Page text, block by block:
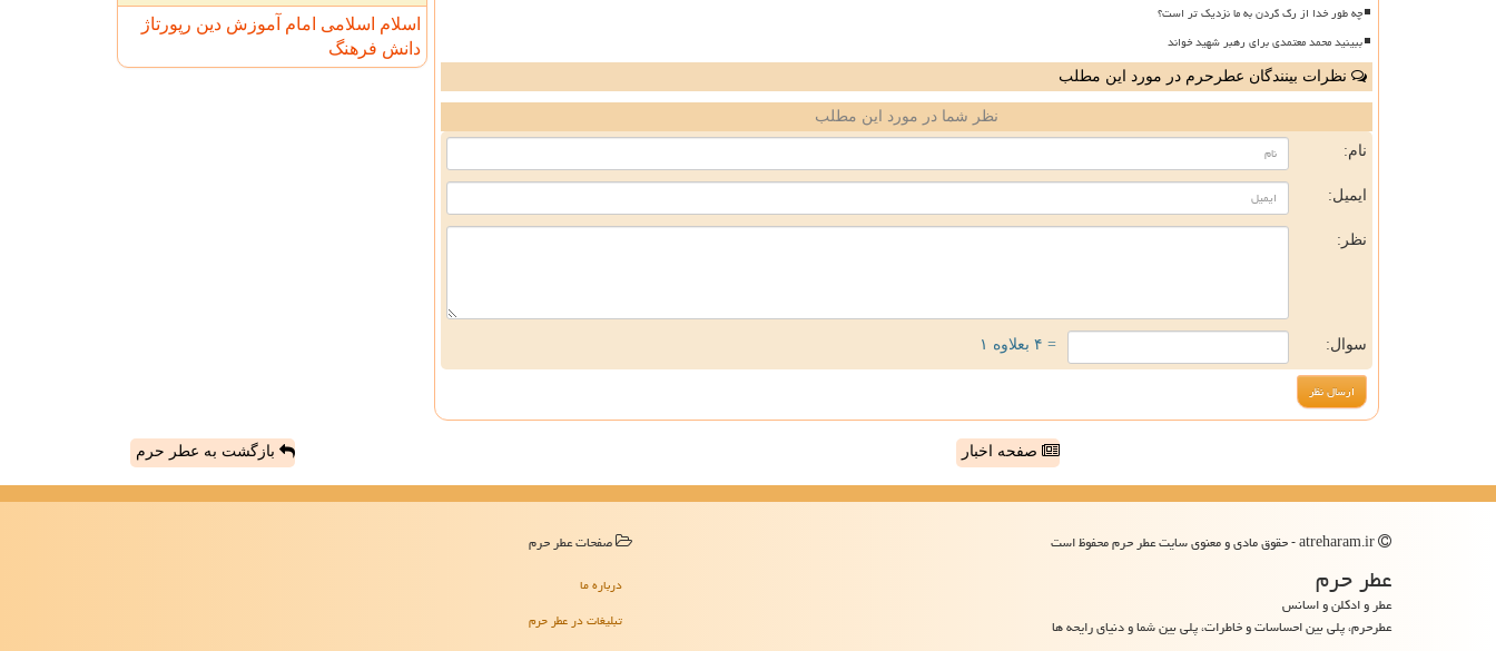
چه طور خدا از رگ گردن به ما نزدیک تر است؟
ببینید محمد معتمدی برای رهبر شهید خواند
نظرات بینندگان عطرحرم در مورد این مطلب
نظر شما در مورد این مطلب
نام:
ایمیل:
نظر:
سوال: = ۴ بعلاوه ۱
اسلام اسلامی امام آموزش دین رپورتاژ
دانش فرهنگ
صفحه اخبار بازگشت به عطر حرم
عطر حرم
عطر و ادکلن و اسانس
عطرحرم، پلی بین احساسات و خاطرات، پلی بین شما و دنیای رایحه ها
صفحات عطر حرم
درباره ما
تبلیغات در عطر حرم